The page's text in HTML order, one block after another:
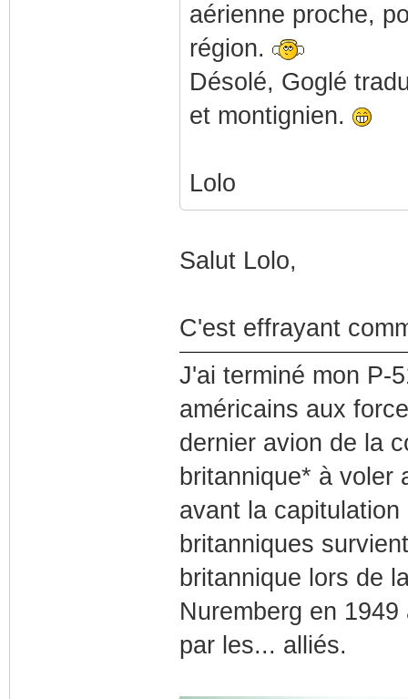
aérienne proche,
région.
Désolé, Goglé
et montignien.
Lolo
Salut Lolo,
C'est effrayant
J'ai terminé mon P-
américains aux
dernier avion de la
britannique* à voler
avant la
britanniques
britannique lors de
Nuremberg en
par les... alliés.